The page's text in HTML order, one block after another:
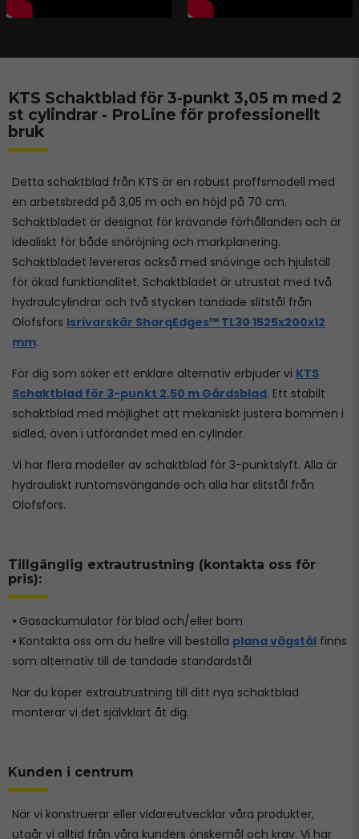
KTS Schaktblad för 3-punkt 3,05 m med 2
st cylindrar - ProLine för professionellt
bruk
Detta schaktblad från KTS är en robust proffsmodell med
en arbetsbredd på 3,05 m och en höjd på 70 cm.
Schaktbladet är designat för krävande förhållanden och är
idealiskt för både snöröjning och markplanering.
Schaktbladet levereras också med snövinge och hjulställ
för ökad funktionalitet. Schaktbladet är utrustat med två
hydraulcylindrar och två stycken tandade slitstål från
Olofsfors Isrivarskär SharqEdges™ TL30 1525x200x12
mm.
För dig som söker ett enklare alternativ erbjuder vi KTS
Schaktblad för 3-punkt 2,50 m Gårdsblad. Ett stabilt
schaktblad med möjlighet att mekaniskt justera bommen i
sidled, även i utförandet med en cylinder.
Vi har flera modeller av schaktblad för 3-punktslyft. Alla är
hydrauliskt runtomsvängande och alla har slitstål från
Olofsfors.
Tillgänglig extrautrustning (kontakta oss för
pris):
• Gasackumulator för blad och/eller bom
• Kontakta oss om du hellre vill beställa plana vägstål finns
som alternativ till de tandade standardstål
När du köper extrautrustning till ditt nya schaktblad
monterar vi det självklart åt dig.
Kunden i centrum
När vi konstruerar eller vidareutvecklar våra produkter,
utgår vi alltid från våra kunders önskemål och krav. Vi har